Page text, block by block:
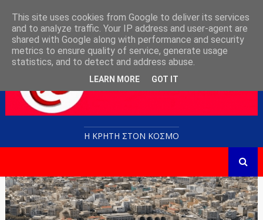
Η ΚΡΗΤΗ ΣΤΟN KOΣΜΟ
This site uses cookies from Google to deliver its services
and to analyze traffic. Your IP address and user-agent are
shared with Google along with performance and security
metrics to ensure quality of service, generate usage
statistics, and to detect and address abuse.
LEARN MORE GOT IT